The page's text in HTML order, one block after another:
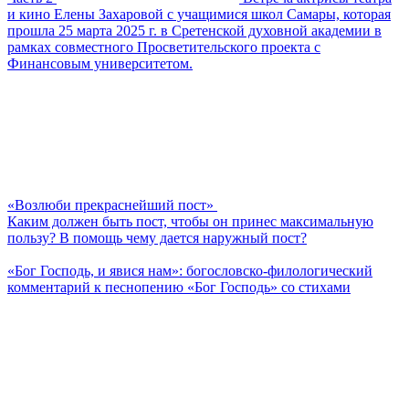
и кино Елены Захаровой с учащимися школ Самары, которая
прошла 25 марта 2025 г. в Сретенской духовной академии в
рамках совместного Просветительского проекта с
Финансовым университетом.
«Возлюби прекраснейший пост»
Каким должен быть пост, чтобы он принес максимальную
пользу? В помощь чему дается наружный пост?
«Бог Господь, и явися нам»: богословско-филологический
комментарий к песнопению «Бог Господь» со стихами